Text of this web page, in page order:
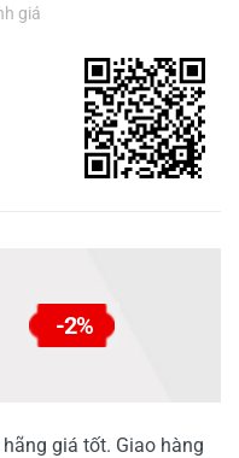
giá
-2%
giá tốt. Giao hàng